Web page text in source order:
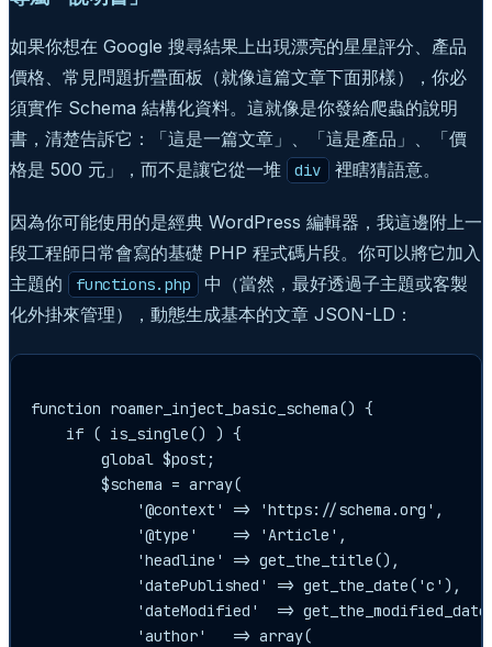
如果你想在 Google 搜尋結果上出現漂亮的星星評分、產品
價格、常見問題折疊面板（就像這篇文章下面那樣），你必
須實作 Schema 結構化資料。這就像是你發給爬蟲的說明
書，清楚告訴它：「這是一篇文章」、「這是產品」、「價
格是 500 元」，而不是讓它從一堆
div 裡瞎猜語意。
因為你可能使用的是經典 WordPress 編輯器，我這邊附上一
段工程師日常會寫的基礎 PHP 程式碼片段。你可以將它加入
主題的
functions.php 中（當然，最好透過子主題或客製
化外掛來管理），動態生成基本的文章 JSON-LD：
function roamer_inject_basic_schema() {
    if ( is_single() ) {
        global $post;
        $schema = array(
            '@context' => 'https://schema.org',
            '@type'    => 'Article',
            'headline' => get_the_title(),
            'datePublished' => get_the_date('c'),
'dateModified'  =>
            'author'   => array(